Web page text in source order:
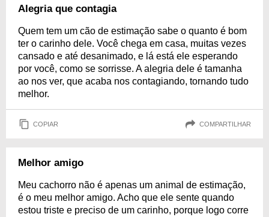
Alegria que contagia
Quem tem um cão de estimação sabe o quanto é bom
ter o carinho dele. Você chega em casa, muitas vezes
cansado e até desanimado, e lá está ele esperando
por você, como se sorrisse. A alegria dele é tamanha
ao nos ver, que acaba nos contagiando, tornando tudo
melhor.
COPIAR COMPARTILHAR
Melhor amigo
Meu cachorro não é apenas um animal de estimação,
é o meu melhor amigo. Acho que ele sente quando
estou triste e preciso de um carinho, porque logo corre